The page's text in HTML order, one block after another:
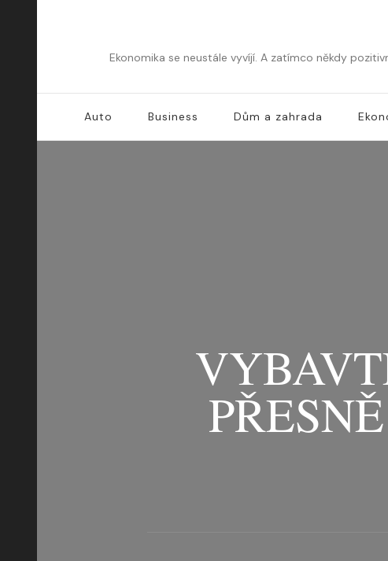
Ekonomika se neustále vyvíjí. A zatímco někdy
Auto Business Dům a zahrada